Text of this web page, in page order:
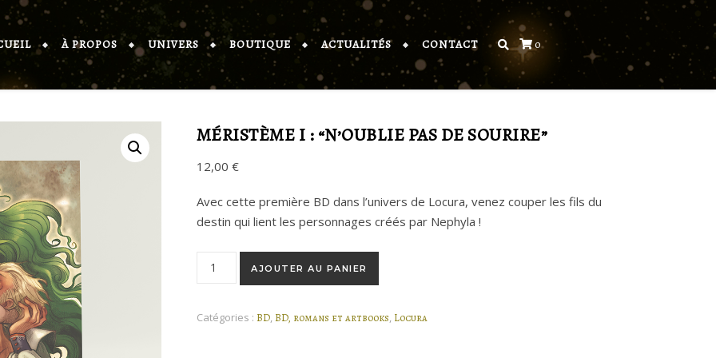
0
À PROPOS UNIVERS BOUTIQUE ACTUALITÉS CONTACT
MÉRISTÈME I : “N’OUBLIE PAS DE SOURIRE”
12,00 €
Avec cette première BD dans l’univers de Locura, venez couper les fils du
destin qui lient les personnages créés par Nephyla !
quantité de Méristème I : “N’oublie pas de sourire”
AJOUTER AU PANIER
Catégories : BD,BD, romans et artbooks, Locura